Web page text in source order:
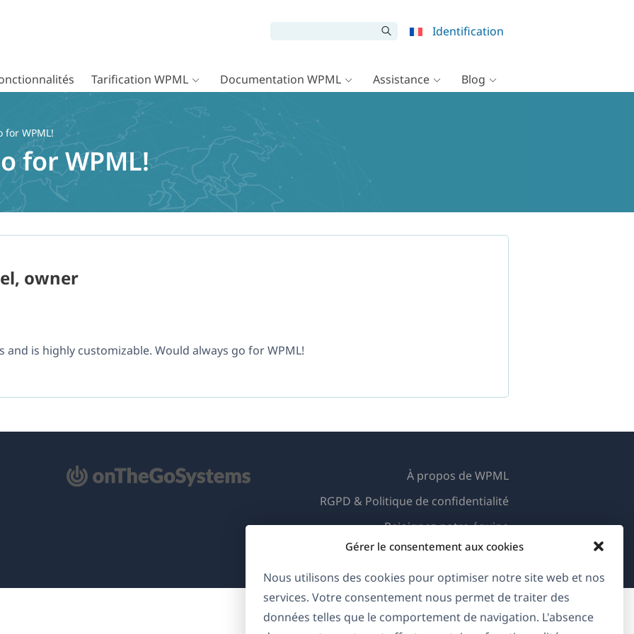
Gérer le consentement aux cookies
Nous utilisons des cookies pour optimiser notre site web et nos
services. Votre consentement nous permet de traiter des
données telles que le comportement de navigation. L'absence
Identification
Tarification WPML Documentation WPML Assistance Blog
for WPML!
for WPML!
owner
and is highly customizable. Would always go for WPML!
À propos de WPML
RGPD & Politique de confidentialité
Rejoignez notre équipe(s'ouvre
dans
nouvelle
fenêtre)
dans
une
nouvelle
dans
une
nouvelle
dans
une
nouvelle